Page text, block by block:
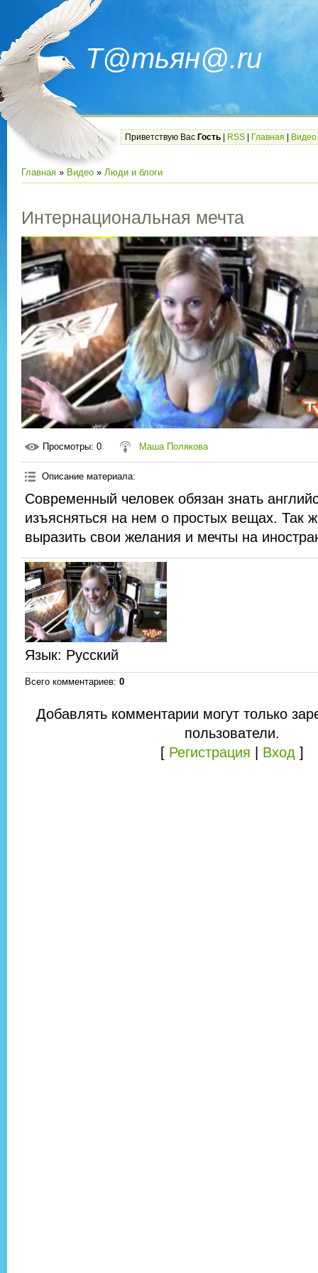
Т@тьян@.ru
Приветствую Вас Гость RSS Главная Видео
Главная » Видео » Люди и блоги
Интернациональная мечта
Просмотры: 0 Маша Полякова
Описание материала:
Современный человек обязан знать
изъясняться на нем о простых вещах. Так
выразить свои желания и мечты на
Язык: Русский
Всего комментариев: 0
Добавлять комментарии могут только
пользователи.
[ Регистрация Вход ]